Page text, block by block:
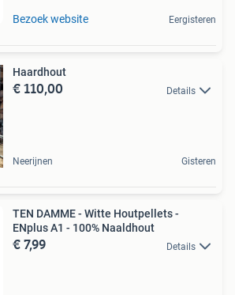
Bezoek website Eergisteren
Haardhout
€ 110,00 Details
Neerijnen Gisteren
TEN DAMME - Witte Houtpellets -
ENplus A1 - 100% Naaldhout
€ 7,99 Details